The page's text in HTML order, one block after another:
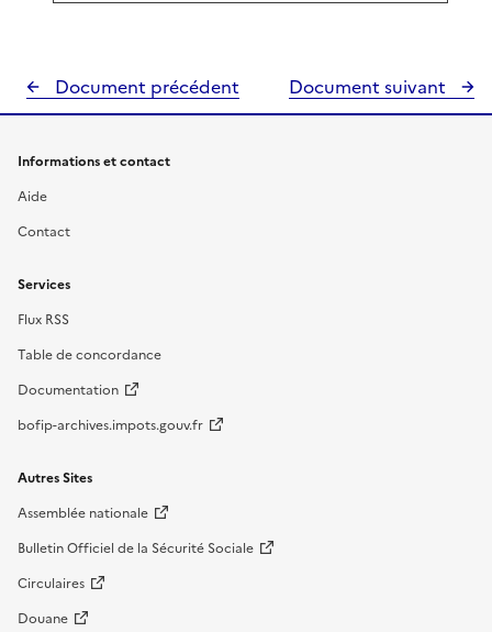
Document précédent Document suivant
Informations et contact
Aide
Contact
Services
Flux RSS
Table de concordance
Documentation
bofip-archives.impots.gouv.fr
Autres Sites
Assemblée nationale
Bulletin Officiel de la Sécurité Sociale
Circulaires
Douane